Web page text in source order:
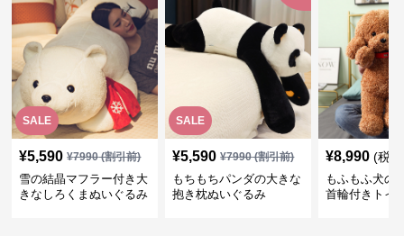
SALE
¥5,590 ¥7990(割引前)
雪の結晶マフラー付き大
きなしろくまぬいぐるみ
SALE
¥5,590 ¥7990(割引前)
もちもちパンダの大きな
抱き枕ぬいぐるみ
¥8,990 (税
もふもふ犬の
首輪付きトイ